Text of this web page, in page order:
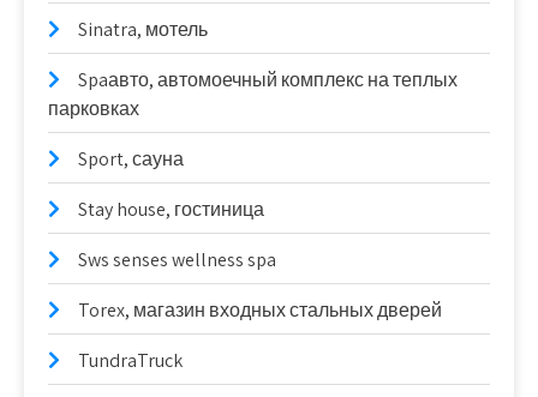
Sinatra, мотель
Spaавто, автомоечный комплекс на теплых
парковках
Sport, сауна
Stay house, гостиница
Sws senses wellness spa
Torex, магазин входных стальных дверей
TundraTruck